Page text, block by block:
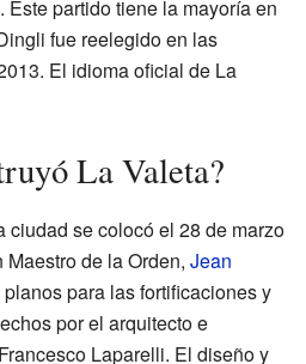
partido tiene la mayoría en
fue reelegido en las
El idioma oficial de La
La Valeta?
ciudad se colocó el 28 de marzo
de la Orden, Jean
planos para las fortificaciones y
por el arquitecto e
Laparelli. El diseño y